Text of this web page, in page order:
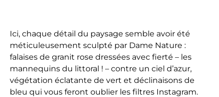
Ici, chaque détail du paysage semble avoir été
méticuleusement sculpté par Dame Nature :
falaises de granit rose dressées avec fierté – les
mannequins du littoral ! – contre un ciel d’azur,
végétation éclatante de vert et déclinaisons de
bleu qui vous feront oublier les filtres Instagram.